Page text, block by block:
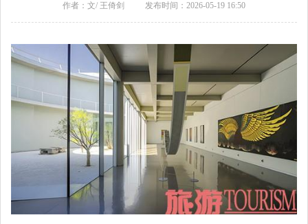
作者： 文/ 王倚剑 发布时间： 2026-05-19 16:50